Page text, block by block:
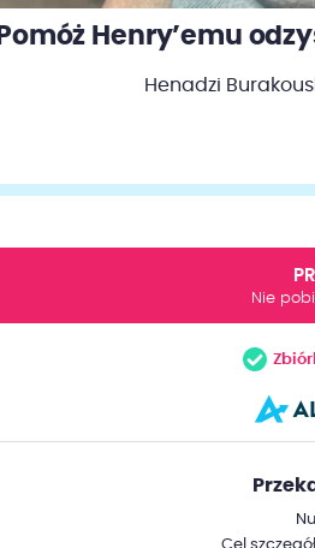
Pomóż Henry’emu
Henadzi
Nie
Cel